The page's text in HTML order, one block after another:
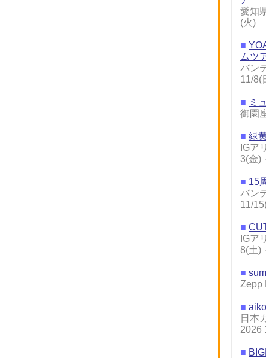
愛知
(火)
■
ムツ
バン
11/8(
■ ミ
御園
■ 緑
IGア
3(金)
■ 15
バン
11/
■
IGア
8(土)
■
Zepp
■
日本
2026
■